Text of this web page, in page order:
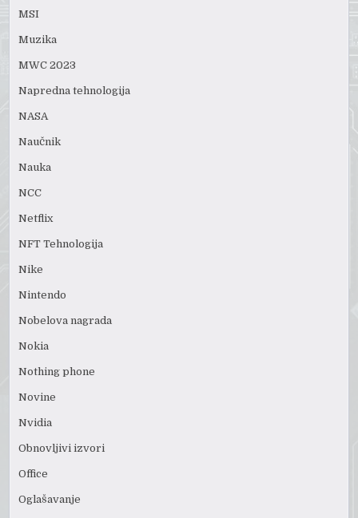
MSI
Muzika
MWC 2023
Napredna tehnologija
NASA
Naučnik
Nauka
NCC
Netflix
NFT Tehnologija
Nike
Nintendo
Nobelova nagrada
Nokia
Nothing phone
Novine
Nvidia
Obnovljivi izvori
Office
Oglašavanje